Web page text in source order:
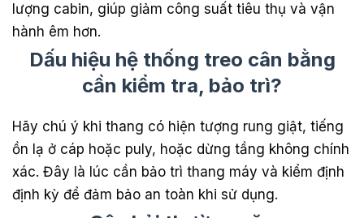
lượng cabin, giúp giảm công suất tiêu thụ và vận
hành êm hơn.
Dấu hiệu hệ thống treo cân bằng
cần kiểm tra, bảo trì?
Hãy chú ý khi thang có hiện tượng rung giật, tiếng
ồn lạ ở cáp hoặc puly, hoặc dừng tầng không chính
xác. Đây là lúc cần bảo trì thang máy và kiểm định
định kỳ để đảm bảo an toàn khi sử dụng.